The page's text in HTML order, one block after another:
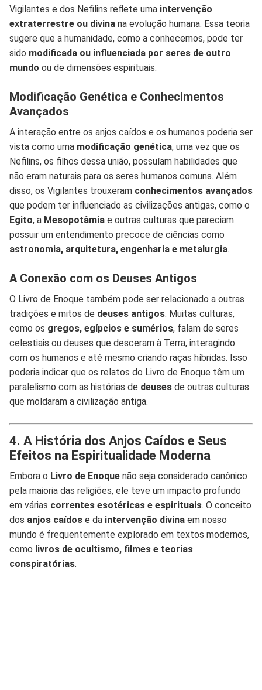
Vigilantes e dos Nefilins reflete uma intervenção
extraterrestre ou divinana evolução humana. Essa teoria
sugere que a humanidade, como a conhecemos, pode ter
sido modificada ou influenciada por seres de outro
mundo ou de dimensões espirituais.
Modificação Genética e Conhecimentos
Avançados
A interação entre os anjos caídos e os humanos poderia ser
vista como uma modificação genética, uma vez que os
Nefilins, os filhos dessa união, possuíam habilidades que
não eram naturais para os seres humanos comuns. Além
disso, os Vigilantes trouxeram conhecimentos avançados
que podem ter influenciado as civilizações antigas, como o
Egito, a Mesopotâmiae outras culturas que pareciam
possuir um entendimento precoce de ciências como
astronomia, arquitetura, engenharia e metalurgia.
A Conexão com os Deuses Antigos
O Livro de Enoque também pode ser relacionado a outras
tradições e mitos de deuses antigos. Muitas culturas,
como os gregos, egípcios e sumérios, falam de seres
celestiais ou deuses que desceram à Terra, interagindo
com os humanos e até mesmo criando raças híbridas. Isso
poderia indicar que os relatos do Livro de Enoque têm um
paralelismo com as histórias de deusesde outras culturas
que moldaram a civilização antiga.
4. A História dos Anjos Caídos e Seus
Efeitos na Espiritualidade Moderna
Embora o Livro de Enoquenão seja considerado canônico
pela maioria das religiões, ele teve um impacto profundo
em várias correntes esotéricas e espirituais. O conceito
dos anjos caídose da intervenção divinaem nosso
mundo é frequentemente explorado em textos modernos,
como livros de ocultismo, filmes e teorias
conspiratórias.